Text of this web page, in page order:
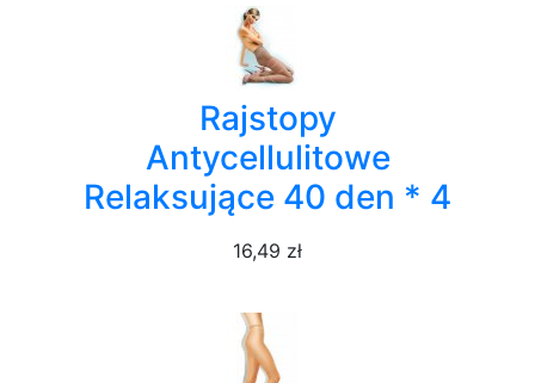
Rajstopy
Antycellulitowe
Relaksujące 40 den * 4
16,49 zł